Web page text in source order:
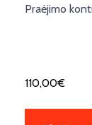
Praėjimo
110,00€